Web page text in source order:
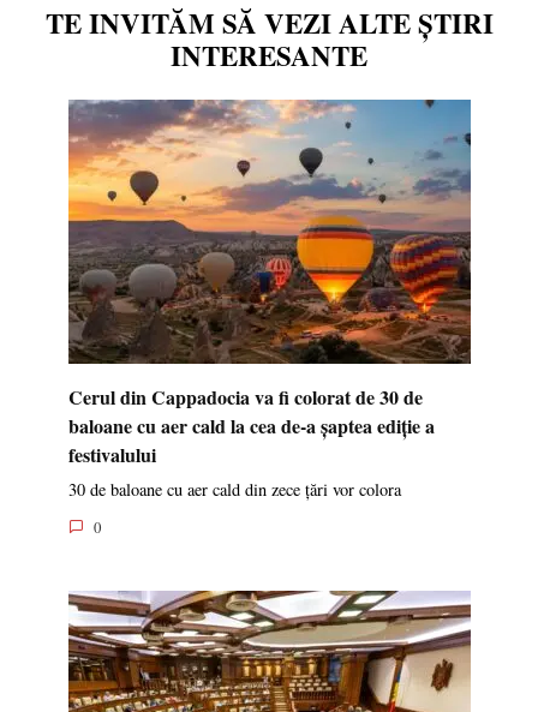
TE INVITĂM SĂ VEZI ALTE ȘTIRI
INTERESANTE
Cerul din Cappadocia va fi colorat de 30 de
baloane cu aer cald la cea de-a șaptea ediție a
festivalului
30 de baloane cu aer cald din zece țări vor colora
0